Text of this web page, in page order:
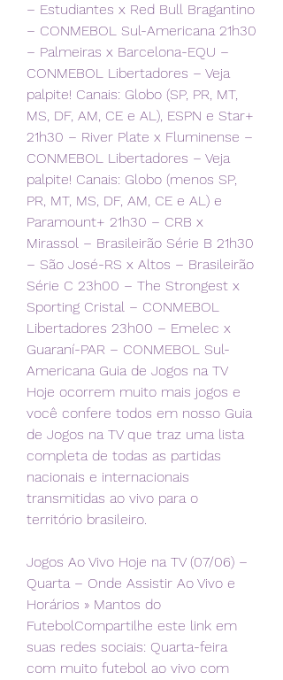
– Estudiantes x Red Bull Bragantino
– CONMEBOL Sul-Americana 21h30
– Palmeiras x Barcelona-EQU –
CONMEBOL Libertadores – Veja
palpite! Canais: Globo (SP, PR, MT,
MS, DF, AM, CE e AL), ESPN e Star+
21h30 – River Plate x Fluminense –
CONMEBOL Libertadores – Veja
palpite! Canais: Globo (menos SP,
PR, MT, MS, DF, AM, CE e AL) e
Paramount+ 21h30 – CRB x
Mirassol – Brasileirão Série B 21h30
– São José-RS x Altos – Brasileirão
Série C 23h00 – The Strongest x
Sporting Cristal – CONMEBOL
Libertadores 23h00 – Emelec x
Guaraní-PAR – CONMEBOL Sul-
Americana Guia de Jogos na TV
Hoje ocorrem muito mais jogos e
você confere todos em nosso Guia
de Jogos na TV que traz uma lista
completa de todas as partidas
nacionais e internacionais
transmitidas ao vivo para o
território brasileiro.
Jogos Ao Vivo Hoje na TV (07/06) –
Quarta – Onde Assistir Ao Vivo e
Horários » Mantos do
FutebolCompartilhe este link em
suas redes sociais: Quarta-feira
com muito futebol ao vivo com